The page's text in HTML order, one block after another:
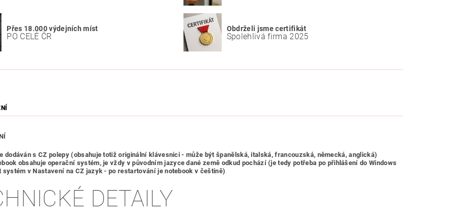
Přes 18.000 výdejních míst
PO CELÉ ČR
Obdrželi jsme certifikát
Spolehlivá firma 2025
dodáván s CZ polepy (obsahuje totiž originální klávesnici - může být španělská, italská, francouzská, německá, anglická)
obsahuje operační systém, je vždy v původním jazyce dané země odkud pochází (je tedy potřeba po přihlášení do Windows
systém v Nastavení na CZ jazyk - po restartování je notebook v češtině)
DETAILY